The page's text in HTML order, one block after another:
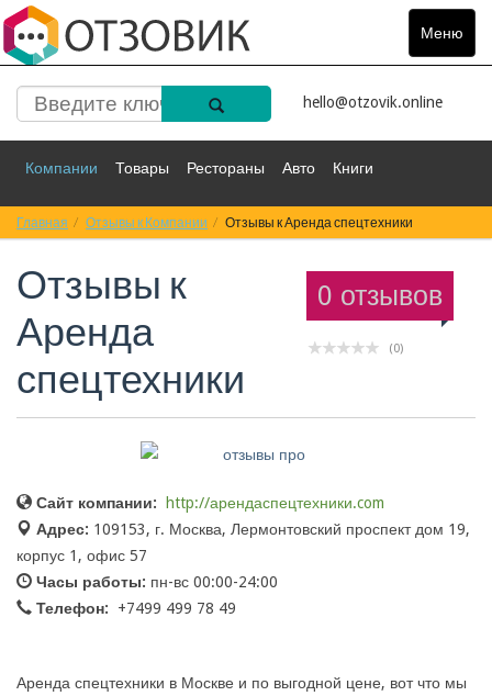
Меню
Toggle
hello@otzovik.online
Компании Товары Рестораны Авто Книги
Спорт Фильмы Деньги Путешествия
Красота Здоровье
Главная Отзывы к Компании Отзывы к Аренда спецтехники
0 отзывов
(0)
Отзывы к
Аренда
спецтехники
Сайт компании:
http://арендаспецтехники.com
Адрес: 109153, г. Москва, Лермонтовский проспект дом 19,
корпус 1, офис 57
Часы работы: пн-вс 00:00-24:00
Телефон:
+7499 499 78 49
Аренда спецтехники в Москве и по выгодной цене, вот что мы